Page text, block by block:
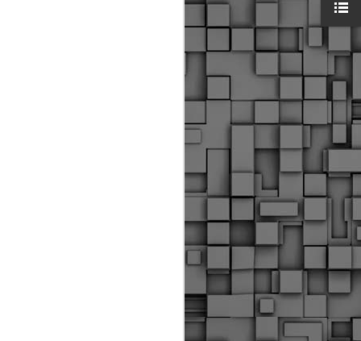
αστυνομικούς, οι οποίοι έχουν
οποία θα χρησιμοποιούνται για